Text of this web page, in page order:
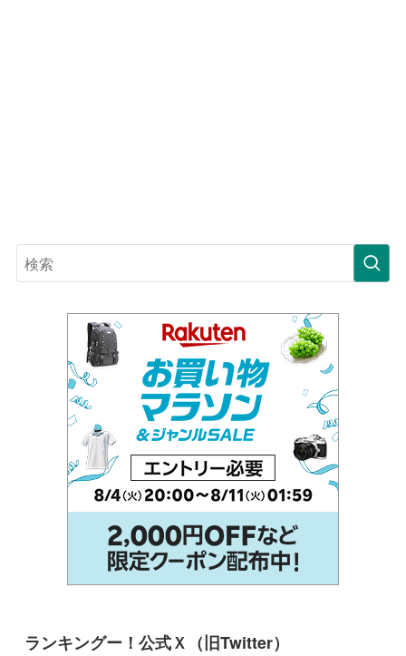
ランキングー！公式Ｘ（旧Twitter）